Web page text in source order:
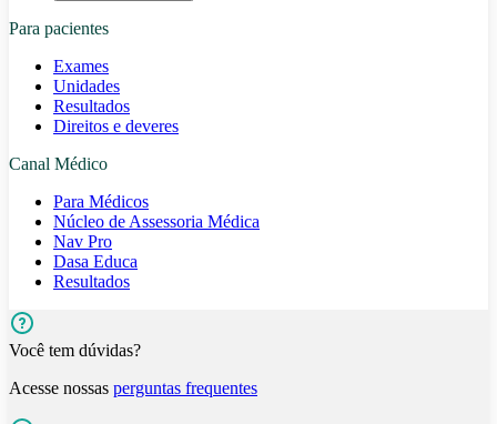
Para pacientes
Exames
Unidades
Resultados
Direitos e deveres
Canal Médico
Para Médicos
Núcleo de Assessoria Médica
Nav Pro
Dasa Educa
Resultados
Você tem dúvidas?
Acesse nossas perguntas frequentes